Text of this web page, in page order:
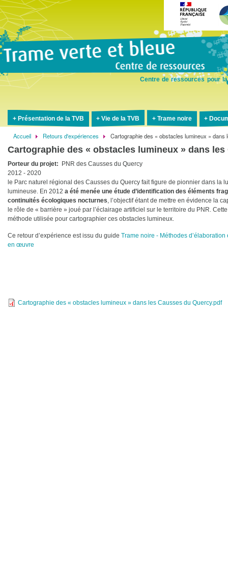
Centre de ressources pour
Présentation de la TVB Vie de la TVB Trame noire
Fil
d'Ariane
Accueil Retours d'expériences Cartographie des « obstacles lumineux »
Cartographie des « obstacles lumineux » dans
Porteur du projet
PNR des Causses du Quercy
2012 - 2020
le Parc naturel régional des Causses du Quercy fait figure de pionnier dans la
lumineuse. En 2012 a été menée une étude d’identification des éléments
continuités écologiques nocturnes, l’objectif étant de mettre en évidence la
le rôle de « barrière » joué par l’éclairage artificiel sur le territoire du PNR.
méthode utilisée pour cartographier ces obstacles lumineux.
Ce retour d’expérience est issu du guide Trame noire - Méthodes
en œuvre
Cartographie des « obstacles lumineux » dans les Causses du Quercy.pdf